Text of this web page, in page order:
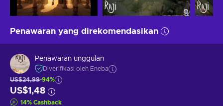
Penawaran yang direkomendasikan
Penawaran unggulan
Diverifikasi oleh Eneba
US$24,99-94%
US$1,48
14% Cashback